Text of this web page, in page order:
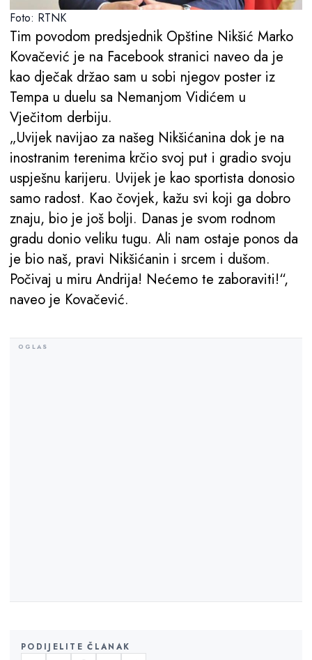
Foto: RTNK
Tim povodom predsjednik Opštine Nikšić Marko
Kovačević je na Facebook stranici naveo da je
kao dječak držao sam u sobi njegov poster iz
Tempa u duelu sa Nemanjom Vidićem u
Vječitom derbiju.
„Uvijek navijao za našeg Nikšićanina dok je na
inostranim terenima krčio svoj put i gradio svoju
uspješnu karijeru. Uvijek je kao sportista donosio
samo radost. Kao čovjek, kažu svi koji ga dobro
znaju, bio je još bolji. Danas je svom rodnom
gradu donio veliku tugu. Ali nam ostaje ponos da
je bio naš, pravi Nikšićanin i srcem i dušom.
Počivaj u miru Andrija! Nećemo te zaboraviti!“,
naveo je Kovačević.
PODIJELITE ČLANAK